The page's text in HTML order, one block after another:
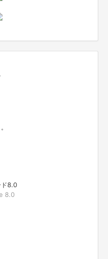
ド8.0
8.0